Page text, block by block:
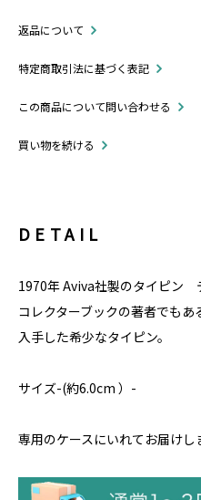
返品について
特定商取引法に基づく表記
この商品について問い合わせる
買い物を続ける
DETAIL
1970年 Aviva社製のタイピン
コレクターブックの著者でも
入手した希少なタイピン。
サイズ-(約6.0cm ）-
専用のケースにいれてお届けし